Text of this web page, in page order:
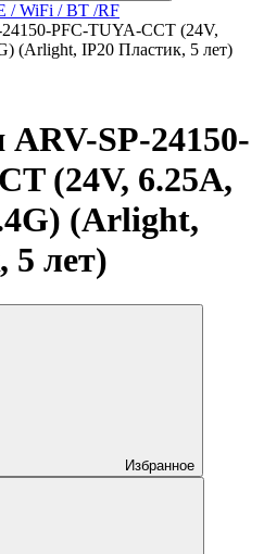
/ WiFi / BT /RF
PFC-TUYA-CCT (24V,
(Arlight, IP20 Пластик, 5 лет)
SP-24150-
(24V, 6.25A,
(Arlight,
5 лет)
Избранное